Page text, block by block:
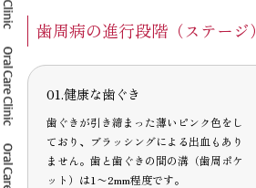
歯周病の進行段階（ステージ）
01.健康な歯ぐき
歯ぐきが引き締まった薄いピンク色をし
ており、ブラッシングによる出血もあり
ません。歯と歯ぐきの間の溝（歯周ポケ
ット）は1〜2mm程度です。